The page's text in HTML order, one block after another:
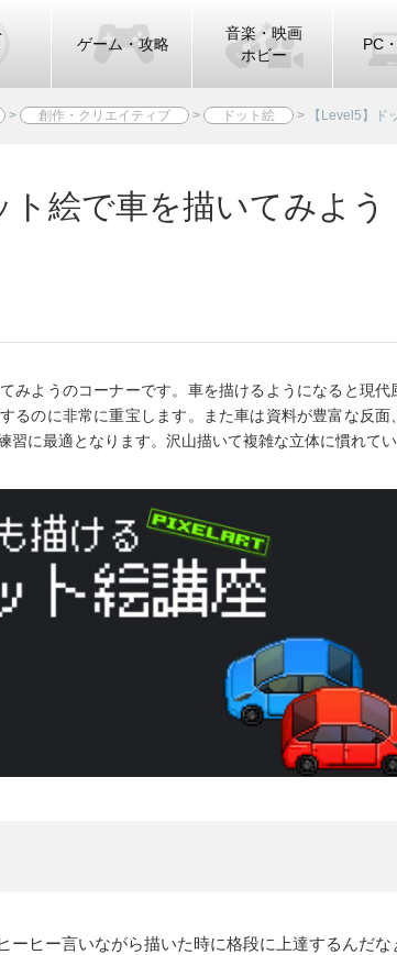
ゲーム・攻略
音楽・映画
ホビー
PC
> 創作・クリエイティブ > ドット絵 > 【Level5】ド
ト絵で車を描いてみよう
みようのコーナーです。車を描けるようになると現代
るのに非常に重宝します。また車は資料が豊富な反面
習に最適となります。沢山描いて複雑な立体に慣れてい
ーヒー言いながら描いた時に格段に上達するんだ